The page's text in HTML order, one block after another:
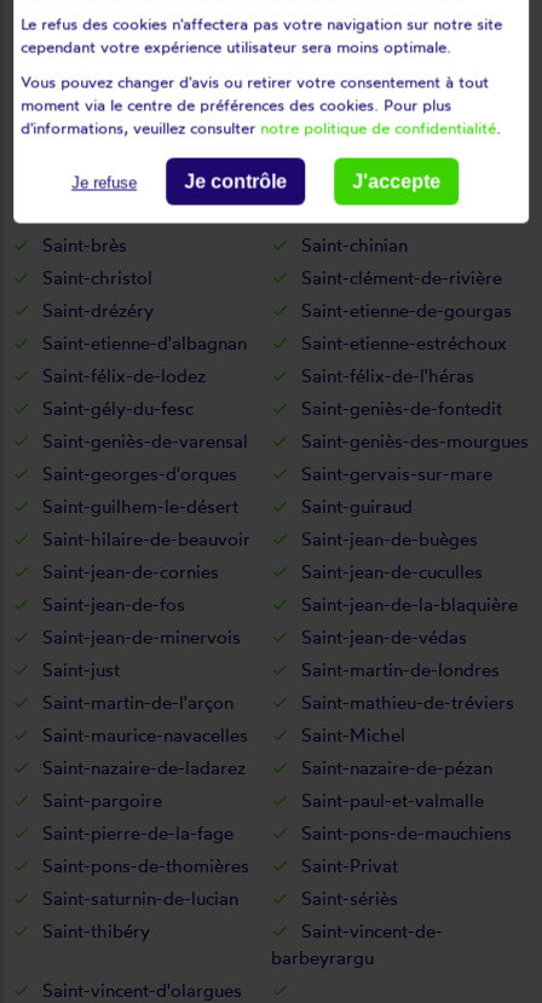
Riols
Romiguières
Roquebrun
Roqueredonde
Roquessels
Rosis
Rouet
Roujan
Saint-aunès
Saint-bauzille-de-la-sylve
Saint-bauzille-de-montmel
Saint-bauzille-de-putois
Saint-brès
Saint-chinian
Saint-christol
Saint-clément-de-rivière
Saint-drézéry
Saint-etienne-de-gourgas
Saint-etienne-d'albagnan
Saint-etienne-estréchoux
Saint-félix-de-lodez
Saint-félix-de-l'héras
Saint-gély-du-fesc
Saint-geniès-de-fontedit
Saint-geniès-de-varensal
Saint-geniès-des-mourgues
Saint-georges-d'orques
Saint-gervais-sur-mare
Saint-guilhem-le-désert
Saint-guiraud
Saint-hilaire-de-beauvoir
Saint-jean-de-buèges
Saint-jean-de-cornies
Saint-jean-de-cuculles
Saint-jean-de-fos
Saint-jean-de-la-blaquière
Saint-jean-de-minervois
Saint-jean-de-védas
Saint-just
Saint-martin-de-londres
Saint-martin-de-l'arçon
Saint-mathieu-de-tréviers
Saint-maurice-navacelles
Saint-Michel
Saint-nazaire-de-ladarez
Saint-nazaire-de-pézan
Saint-pargoire
Saint-paul-et-valmalle
Saint-pierre-de-la-fage
Saint-pons-de-mauchiens
Saint-pons-de-thomières
Saint-Privat
Saint-saturnin-de-lucian
Saint-sériès
Saint-thibéry
Saint-vincent-de-
barbeyrargu
Saint-vincent-d'olargues
Le refus des cookies n'affectera pas votre navigation sur notre site
cependant votre expérience utilisateur sera moins optimale.
Vous pouvez changer d'avis ou retirer votre consentement à tout
moment via le centre de préférences des cookies. Pour plus
d'informations, veuillez consulter notre politique de confidentialité.
Je refuse Je contrôle J'accepte